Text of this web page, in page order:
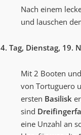
Nach einem
und lauschen
4. Tag, Dienstag, 19.
Mit 2 Booten
von Tortuguero
ersten Basilisk
sind
eine Unzahl an